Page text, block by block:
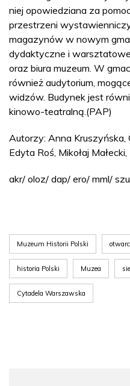
niej opowiedziana za
przestrzeni
magazynów w nowym
dydaktyczne i
oraz biura muzeum. W
również audytorium,
widzów. Budynek jest
kinowo-teatralną.(PAP)
Autorzy: Anna Kruszyńska,
Edyta Roś, Mikołaj Małecki,
akr/ oloz/ dap/ ero/ mml/
Muzeum Historii Polski
historia Polski Muzea
Cytadela Warszawska